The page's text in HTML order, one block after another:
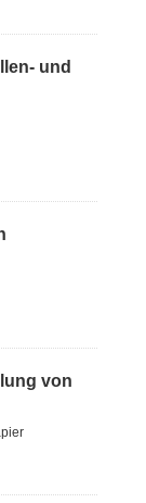
und
von